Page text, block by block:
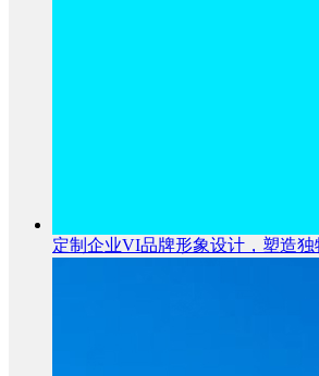
定制企业VI品牌形象设计，塑造独